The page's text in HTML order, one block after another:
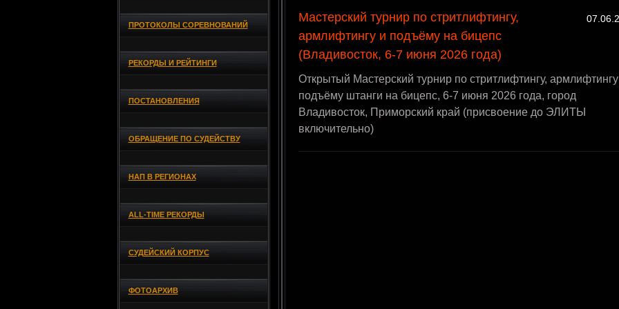
ПРОТОКОЛЫ СОРЕВНОВАНИЙ
РЕКОРДЫ И РЕЙТИНГИ
ПОСТАНОВЛЕНИЯ
ОБРАЩЕНИЕ ПО СУДЕЙСТВУ
НАП В РЕГИОНАХ
ALL-TIME РЕКОРДЫ
СУДЕЙСКИЙ КОРПУС
ФОТОАРХИВ
Мастерский турнир по стритлифтингу,
армлифтингу и подъёму на бицепс
(Владивосток, 6-7 июня 2026 года)
Открытый Мастерский турнир по стритлифтингу,
подъёму штанги на бицепс, 6-7 июня 2026 года, город
Владивосток, Приморский край (присвоение до ЭЛИТЫ
включительно)